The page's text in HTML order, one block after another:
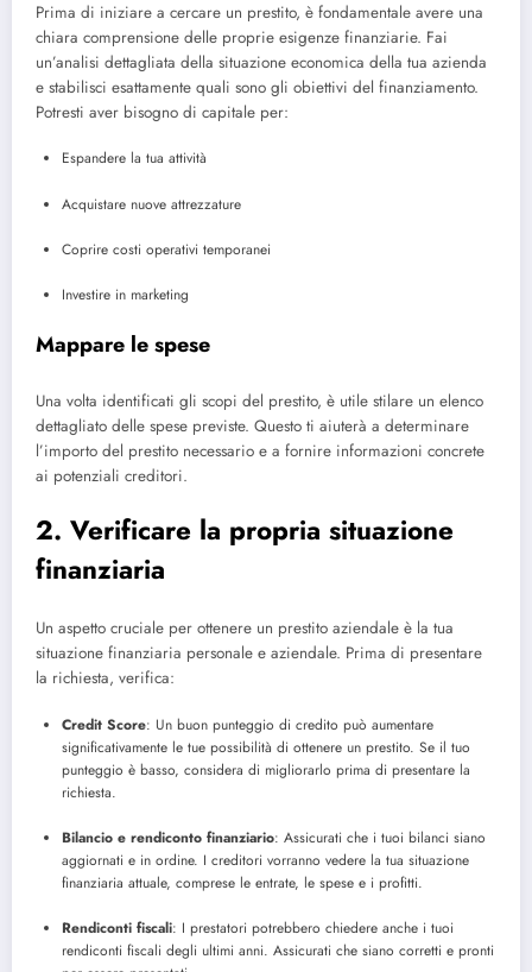
Prima di iniziare a cercare un prestito, è fondamentale avere una
chiara comprensione delle proprie esigenze finanziarie. Fai
un’analisi dettagliata della situazione economica della tua azienda
e stabilisci esattamente quali sono gli obiettivi del finanziamento.
Potresti aver bisogno di capitale per:
Espandere la tua attività
Acquistare nuove attrezzature
Coprire costi operativi temporanei
Investire in marketing
Mappare le spese
Una volta identificati gli scopi del prestito, è utile stilare un elenco
dettagliato delle spese previste. Questo ti aiuterà a determinare
l’importo del prestito necessario e a fornire informazioni concrete
ai potenziali creditori.
2. Verificare la propria situazione
finanziaria
Un aspetto cruciale per ottenere un prestito aziendale è la tua
situazione finanziaria personale e aziendale. Prima di presentare
la richiesta, verifica:
Credit Score: Un buon punteggio di credito può aumentare
significativamente le tue possibilità di ottenere un prestito. Se il tuo
punteggio è basso, considera di migliorarlo prima di presentare la
richiesta.
Bilancio e rendiconto finanziario: Assicurati che i tuoi bilanci siano
aggiornati e in ordine. I creditori vorranno vedere la tua situazione
finanziaria attuale, comprese le entrate, le spese e i profitti.
Rendiconti fiscali: I prestatori potrebbero chiedere anche i tuoi
rendiconti fiscali degli ultimi anni. Assicurati che siano corretti e pronti